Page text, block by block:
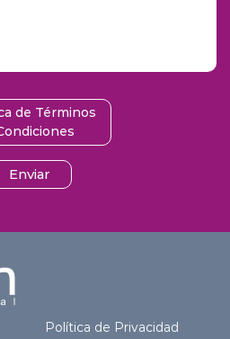
de Términos
Enviar
Política de Privacidad